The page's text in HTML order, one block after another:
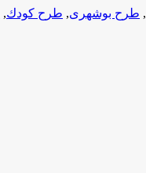
, طرح بوشهری, طرح كودك,